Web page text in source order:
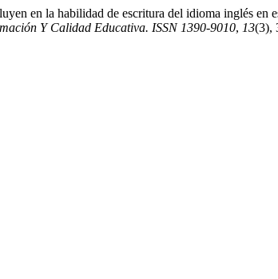
en la habilidad de escritura del idioma inglés en
Y Calidad Educativa. ISSN 1390-9010, 13(3),